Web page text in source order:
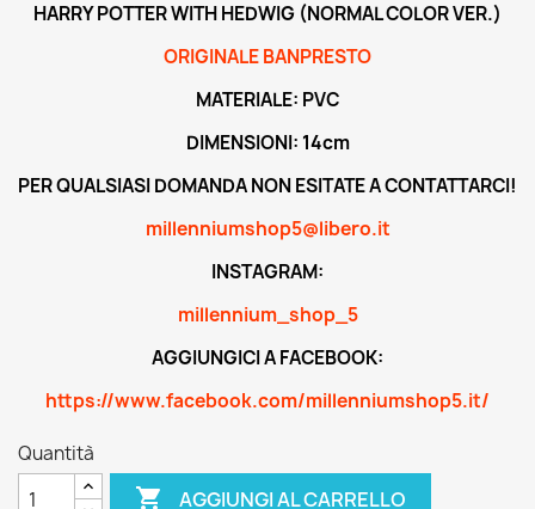
HARRY POTTER WITH HEDWIG (NORMAL COLOR VER.)
ORIGINALE BANPRESTO
MATERIALE: PVC
DIMENSIONI: 14cm
PER QUALSIASI DOMANDA NON ESITATE A CONTATTARCI!
millenniumshop5@libero.it
INSTAGRAM:
millennium_shop_5
AGGIUNGICI A FACEBOOK:
https://www.facebook.com/millenniumshop5.it/
Quantità
 AGGIUNGI AL CARRELLO